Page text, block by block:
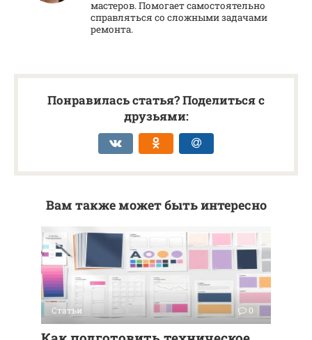
мастеров. Помогает самостоятельно
справляться со сложными задачами
ремонта.
Понравилась статья? Поделиться с
друзьями:
Вам также может быть интересно
Статьи 0